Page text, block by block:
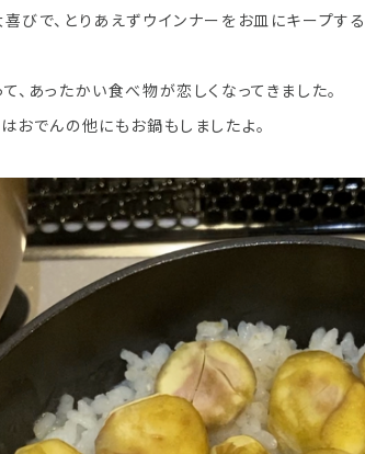
びで、とりあえずウインナーをお皿にキープする
、あったかい食べ物が恋しくなってきました。
おでんの他にもお鍋もしましたよ。